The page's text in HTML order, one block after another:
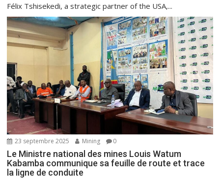
Félix Tshisekedi, a strategic partner of the USA,...
23 septembre 2025 Mining 0
Le Ministre national des mines Louis Watum
Kabamba communique sa feuille de route et trace
la ligne de conduite